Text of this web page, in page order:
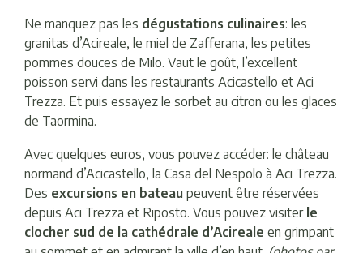
Ne manquez pas les dégustations culinaires: les
granitas d’Acireale, le miel de Zafferana, les petites
pommes douces de Milo. Vaut le goût, l’excellent
poisson servi dans les restaurants Acicastello et Aci
Trezza. Et puis essayez le sorbet au citron ou les glaces
de Taormina.
Avec quelques euros, vous pouvez accéder: le château
normand d’Acicastello, la Casa del Nespolo à Aci Trezza.
Des excursions en bateau peuvent être réservées
depuis Aci Trezza et Riposto. Vous pouvez visiter le
clocher sud de la cathédrale d’Acireale en grimpant